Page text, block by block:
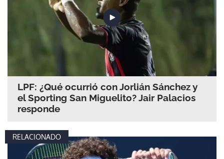
LPF: ¿Qué ocurrió con Jorlián Sánchez y
el Sporting San Miguelito? Jair Palacios
responde
RELACIONADO